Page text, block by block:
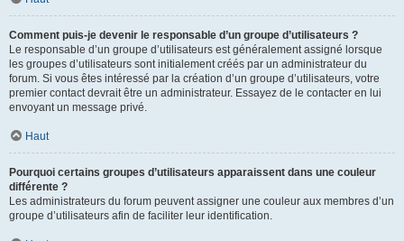
Comment puis-je devenir le responsable d’un groupe d’utilisateurs ?
Le responsable d’un groupe d’utilisateurs est généralement assigné lorsque
les groupes d’utilisateurs sont initialement créés par un administrateur du
forum. Si vous êtes intéressé par la création d’un groupe d’utilisateurs, votre
premier contact devrait être un administrateur. Essayez de le contacter en lui
envoyant un message privé.
Haut
Pourquoi certains groupes d’utilisateurs apparaissent dans une couleur
différente ?
Les administrateurs du forum peuvent assigner une couleur aux membres d’un
groupe d’utilisateurs afin de faciliter leur identification.